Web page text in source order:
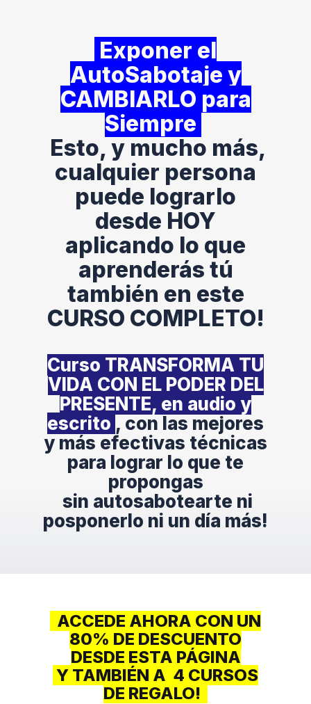
Exponer el
AutoSabotaje y
CAMBIARLO para
Siempre
Esto, y mucho más,
cualquier persona
puede lograrlo
desde HOY
aplicando lo que
aprenderás tú
también en este
CURSO COMPLETO!
Curso TRANSFORMA TU
VIDA CON EL PODER DEL
PRESENTE, en audio y
escrito , con las mejores
y más efectivas técnicas
para lograr lo que te
propongas
sin autosabotearte ni
posponerlo ni un día más!
ACCEDE AHORA CON UN
80% DE DESCUENTO
DESDE ESTA PÁGINA
Y TAMBIÉN A 4 CURSOS
DE REGALO!